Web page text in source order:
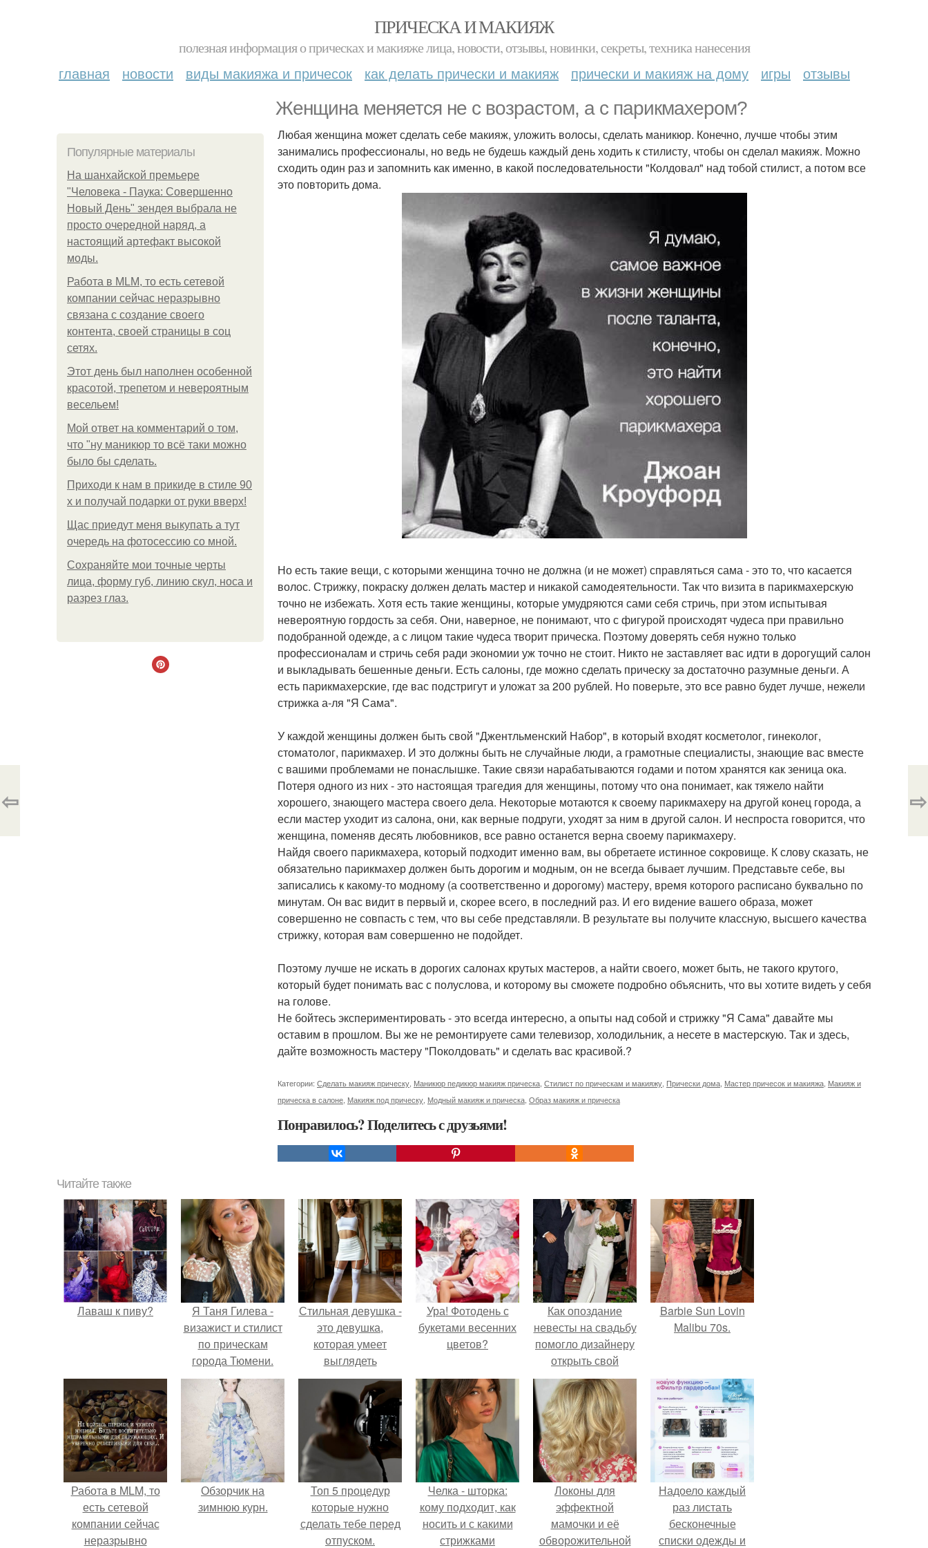
ПРИЧЕСКА И МАКИЯЖ
полезная информация о прическах и макияже лица, новости, отзывы, новинки, секреты, техника нанесения
главная новости виды макияжа и причесок как делать прически и макияж прически и макияж на дому игры отзывы
Женщина меняется не с возрастом, а с парикмахером?
Популярные материалы
На шанхайской премьере
"Человека - Паука: Совершенно
Новый День" зендея выбрала не
просто очередной наряд, а
настоящий артефакт высокой
моды.
Работа в MLM, то есть сетевой
компании сейчас неразрывно
связана с создание своего
контента, своей страницы в соц
сетях.
Этот день был наполнен особенной
красотой, трепетом и невероятным
весельем!
Мой ответ на комментарий о том,
что "ну маникюр то всё таки можно
было бы сделать.
Приходи к нам в прикиде в стиле 90
х и получай подарки от руки вверх!
Щас приедут меня выкупать а тут
очередь на фотосессию со мной.
Сохраняйте мои точные черты
лица, форму губ, линию скул, носа и
разрез глаз.
Любая женщина может сделать себе макияж, уложить волосы, сделать маникюр. Конечно, лучше чтобы этим
занимались профессионалы, но ведь не будешь каждый день ходить к стилисту, чтобы он сделал макияж. Можно
сходить один раз и запомнить как именно, в какой последовательности "Колдовал" над тобой стилист, а потом все
это повторить дома.
Но есть такие вещи, с которыми женщина точно не должна (и не может) справляться сама - это то, что касается
волос. Стрижку, покраску должен делать мастер и никакой самодеятельности. Так что визита в парикмахерскую
точно не избежать. Хотя есть такие женщины, которые умудряются сами себя стричь, при этом испытывая
невероятную гордость за себя. Они, наверное, не понимают, что с фигурой происходят чудеса при правильно
подобранной одежде, а с лицом такие чудеса творит прическа. Поэтому доверять себя нужно только
профессионалам и стричь себя ради экономии уж точно не стоит. Никто не заставляет вас идти в дорогущий салон
и выкладывать бешенные деньги. Есть салоны, где можно сделать прическу за достаточно разумные деньги. А
есть парикмахерские, где вас подстригут и уложат за 200 рублей. Но поверьте, это все равно будет лучше, нежели
стрижка а-ля "Я Сама".
У каждой женщины должен быть свой "Джентльменский Набор", в который входят косметолог, гинеколог,
стоматолог, парикмахер. И это должны быть не случайные люди, а грамотные специалисты, знающие вас вместе
с вашими проблемами не понаслышке. Такие связи нарабатываются годами и потом хранятся как зеница ока.
Потеря одного из них - это настоящая трагедия для женщины, потому что она понимает, как тяжело найти
хорошего, знающего мастера своего дела. Некоторые мотаются к своему парикмахеру на другой конец города, а
если мастер уходит из салона, они, как верные подруги, уходят за ним в другой салон. И неспроста говорится, что
женщина, поменяв десять любовников, все равно останется верна своему парикмахеру.
Найдя своего парикмахера, который подходит именно вам, вы обретаете истинное сокровище. К слову сказать, не
обязательно парикмахер должен быть дорогим и модным, он не всегда бывает лучшим. Представьте себе, вы
записались к какому-то модному (а соответственно и дорогому) мастеру, время которого расписано буквально по
минутам. Он вас видит в первый и, скорее всего, в последний раз. И его видение вашего образа, может
совершенно не совпасть с тем, что вы себе представляли. В результате вы получите классную, высшего качества
стрижку, которая вам совершенно не подойдет.
Поэтому лучше не искать в дорогих салонах крутых мастеров, а найти своего, может быть, не такого крутого,
который будет понимать вас с полуслова, и которому вы сможете подробно объяснить, что вы хотите видеть у себя
на голове.
Не бойтесь экспериментировать - это всегда интересно, а опыты над собой и стрижку "Я Сама" давайте мы
оставим в прошлом. Вы же не ремонтируете сами телевизор, холодильник, а несете в мастерскую. Так и здесь,
дайте возможность мастеру "Поколдовать" и сделать вас красивой.?
Категории: Сделать макияж прическу Маникюр педикюр макияж прическа Стилист по прическам и макияжу Прически дома Мастер причесок и макияжа Макияж и
прическа в салоне Макияж под прическу Модный макияж и прическа Образ макияж и прическа
Понравилось? Поделитесь с друзьями!
⇦ ⇨
Читайте также
Лаваш к пиву?
Я Таня Гилева -
визажист и стилист
по прическам
города Тюмени.
Стильная девушка -
это девушка,
которая умеет
выглядеть
привлекательно и
элегантно в любои
ситуации.
Ура! Фотодень с
букетами весенних
цветов?
Как опоздание
невесты на свадьбу
помогло дизайнеру
открыть свой
бренд.
Barbie Sun Lovin
Malibu 70s.
Работа в MLM, то
есть сетевой
компании сейчас
неразрывно
Обзорчик на
зимнюю курн.
Топ 5 процедур
которые нужно
сделать тебе перед
отпуском.
Челка - шторка:
кому подходит, как
носить и с какими
стрижками
Локоны для
эффектной
мамочки и её
обворожительной
Надоело каждый
раз листать
бесконечные
списки одежды и